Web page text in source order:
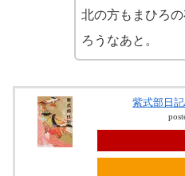
北の方もまひろ
ろうなあと。
紫式部日